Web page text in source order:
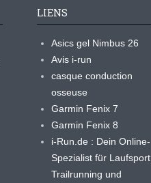
LIENS
Asics gel Nimbus 26
Avis i-run
casque conduction
osseuse
Garmin Fenix 7
Garmin Fenix 8
i-Run.de : Dein Online-
Spezialist für Laufsport,
Trailrunning und